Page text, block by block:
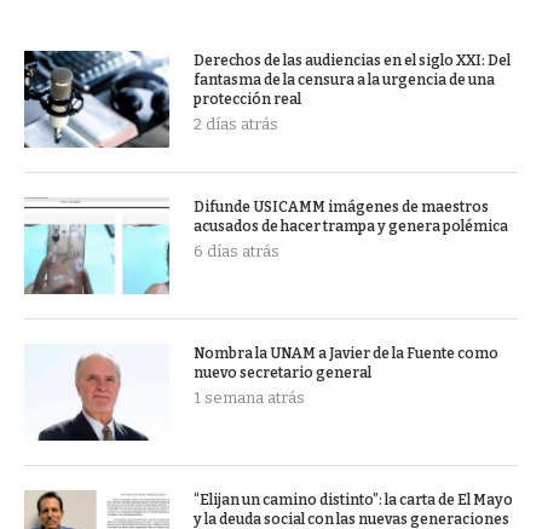
Derechos de las audiencias en el siglo XXI: Del
fantasma de la censura a la urgencia de una
protección real
2 días atrás
Difunde USICAMM imágenes de maestros
acusados de hacer trampa y genera polémica
6 días atrás
Nombra la UNAM a Javier de la Fuente como
nuevo secretario general
1 semana atrás
“Elijan un camino distinto”: la carta de El Mayo
y la deuda social con las nuevas generaciones